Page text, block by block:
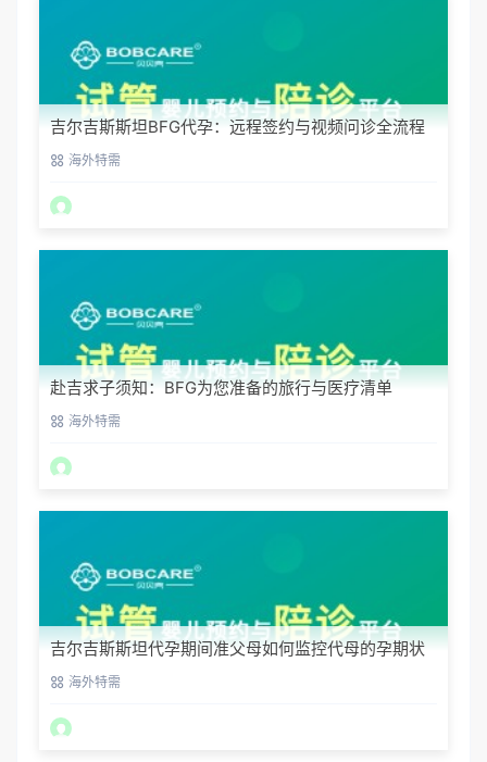
吉尔吉斯斯坦BFG代孕：远程签约与视频问诊全流程
海外特需
赴吉求子须知：BFG为您准备的旅行与医疗清单
海外特需
吉尔吉斯斯坦代孕期间准父母如何监控代母的孕期状
态？海外特需